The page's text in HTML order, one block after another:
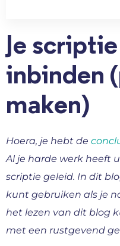
Je
inbinden
maken)
Hoera, je hebt de
Al je harde werk heeft
scriptie geleid. In dit
kunt gebruiken als je
het lezen van dit blog
met een rustgevend